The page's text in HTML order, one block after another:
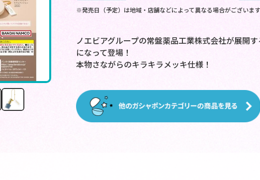
※発売日（予定）は地域・店舗などによって異なる場合がございます
ノエビアグループの常盤薬品工業株式会社が展開
になって登場！
本物さながらのキラキラメッキ仕様！